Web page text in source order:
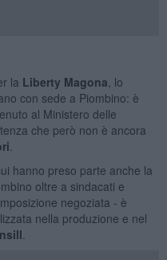
la Liberty Magona , lo
con sede a Piombino: è
al Ministero delle
che però non è ancora
hanno preso parte anche la
oltre a sindacati e
negoziata - è
nella produzione e nel